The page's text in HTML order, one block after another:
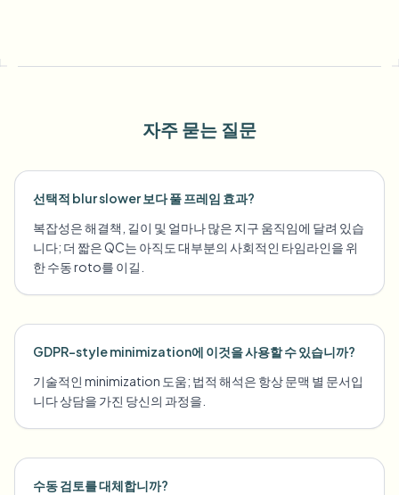
자주 묻는 질문
선택적 blur slower 보다 풀 프레임 효과?
복잡성은 해결책, 길이 및 얼마나 많은 지구 움직임에 달려 있습
니다; 더 짧은 QC는 아직도 대부분의 사회적인 타임라인을 위
한 수동 roto를 이길.
GDPR-style minimization에 이것을 사용할 수 있습니까?
기술적인 minimization 도움; 법적 해석은 항상 문맥 별 문서입
니다 상담을 가진 당신의 과정을.
수동 검토를 대체합니까?